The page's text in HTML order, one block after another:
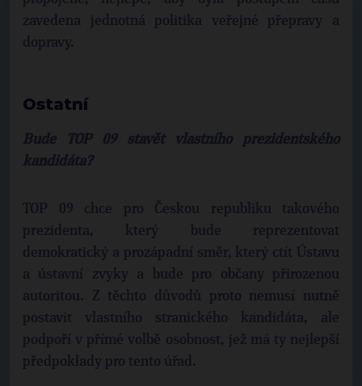
zavedena jednotná politika veřejné přepravy a
dopravy.
Ostatní
Bude TOP 09 stavět vlastního prezidentského
kandidáta?
TOP 09 chce pro Českou republiku takového
prezidenta, který bude reprezentovat
demokratický a prozápadní směr, který ctít Ústavu
a ústavní zvyky a bude pro občany přirozenou
autoritou. Z těchto důvodů proto nemusí nutně
postavit vlastního stranického kandidáta, ale
podpoří v přímé volbě osobnost, jež má ty nejlepší
předpoklady pro tento úřad.